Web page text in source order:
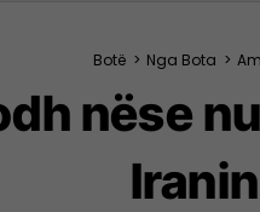
Botë > Nga Bota >
nëse
Iranin